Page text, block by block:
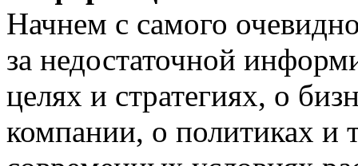
Начнем с самого
за недостаточной
целях и стратегиях, о
компании, о политиках и